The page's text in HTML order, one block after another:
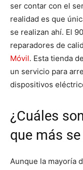
ser contar con el
realidad es que
se realizan ahí. El
reparadores de
Móvil. Esta tienda de
un servicio para
dispositivos
¿Cuáles
que más
Aunque la mayoría